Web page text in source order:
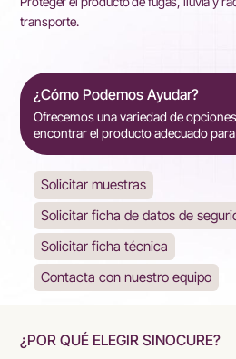
transporte.
¿Cómo Podemos Ayudar?
Ofrecemos una variedad de
encontrar el producto adecuado
Solicitar muestras
Solicitar ficha de datos de
Solicitar ficha técnica
Contacta con nuestro equipo
¿POR QUÉ ELEGIR SINOCURE?